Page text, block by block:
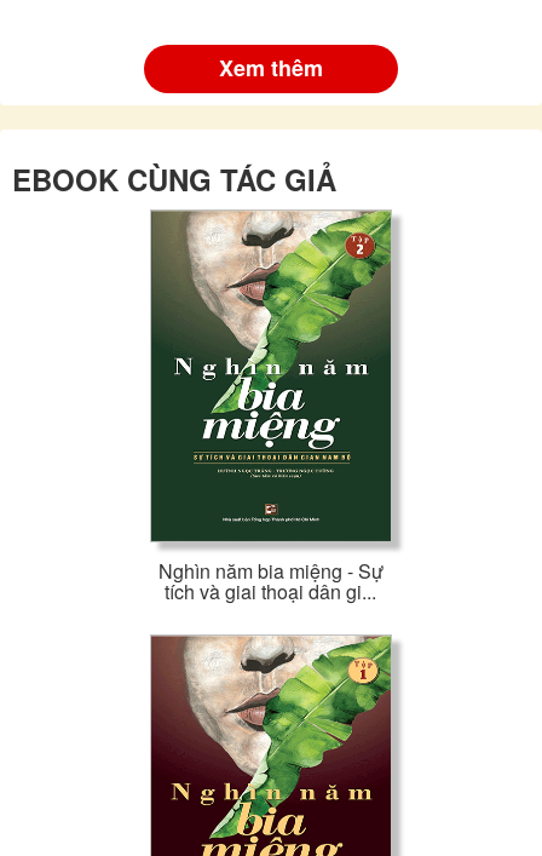
Xem thêm
EBOOK CÙNG TÁC GIẢ
Nghìn năm bia miệng - Sự
tích và giai thoại dân gi...